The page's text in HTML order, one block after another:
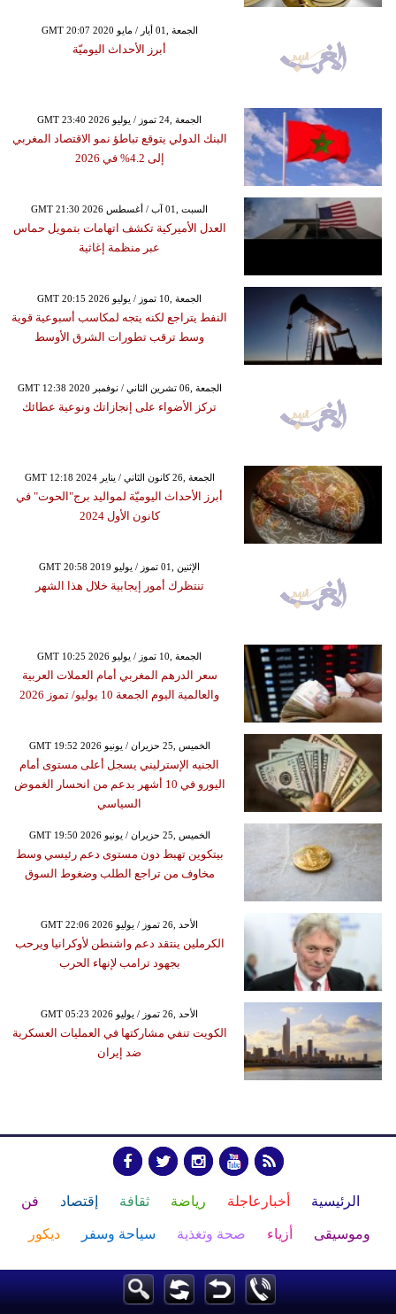
GMT 20:07 2020 الجمعة ,01 أيار / مايو
أبرز الأحداث اليوميّة
GMT 23:40 2026 الجمعة ,24 تموز / يوليو
البنك الدولي يتوقع تباطؤ نمو الاقتصاد المغربي
إلى 4.2% في 2026
GMT 21:30 2026 السبت ,01 آب / أغسطس
العدل الأميركية تكشف اتهامات بتمويل حماس
عبر منظمة إغاثية
GMT 20:15 2026 الجمعة ,10 تموز / يوليو
النفط يتراجع لكنه يتجه لمكاسب أسبوعية قوية
وسط ترقب تطورات الشرق الأوسط
GMT 12:38 2020 الجمعة ,06 تشرين الثاني / نوفمبر
تركز الأضواء على إنجازاتك ونوعية عطائك
GMT 12:18 2024 الجمعة ,26 كانون الثاني / يناير
أبرز الأحداث اليوميّة لمواليد برج"الحوت" في
كانون الأول 2024
GMT 20:58 2019 الإثنين ,01 تموز / يوليو
تنتظرك أمور إيجابية خلال هذا الشهر
GMT 10:25 2026 الجمعة ,10 تموز / يوليو
سعر الدرهم المغربي أمام العملات العربية
والعالمية اليوم الجمعة 10 يوليو/ تموز 2026
GMT 19:52 2026 الخميس ,25 حزيران / يونيو
الجنيه الإسترليني يسجل أعلى مستوى أمام
اليورو في 10 أشهر بدعم من انحسار الغموض
السياسي
GMT 19:50 2026 الخميس ,25 حزيران / يونيو
بيتكوين تهبط دون مستوى دعم رئيسي وسط
مخاوف من تراجع الطلب وضغوط السوق
GMT 22:06 2026 الأحد ,26 تموز / يوليو
الكرملين ينتقد دعم واشنطن لأوكرانيا ويرحب
بجهود ترامب لإنهاء الحرب
GMT 05:23 2026 الأحد ,26 تموز / يوليو
الكويت تنفي مشاركتها في العمليات العسكرية
ضد إيران
الرئيسية أخبارعاجلة رياضة ثقافة إقتصاد فن
وموسيقى أزياء صحة وتغذية سياحة وسفر ديكور
تعليم مرأة علوم وتكنولوجيا